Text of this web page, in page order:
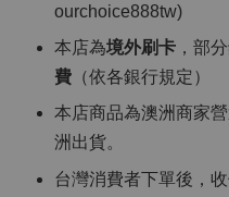
ourchoice888tw)
本店為境外刷卡 ，部
費 （依各銀行規定）
本店商品為澳洲商家
洲出貨。
台灣消費者下單後，